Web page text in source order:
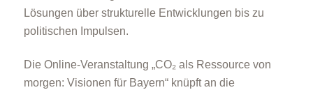
Lösungen über strukturelle Entwicklungen bis zu
politischen Impulsen.
Die Online-Veranstaltung „CO₂ als Ressource von
morgen: Visionen für Bayern“ knüpft an die